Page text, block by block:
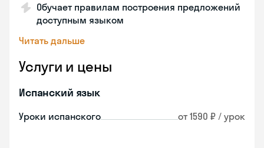
Обучает правилам построения предложений
доступным языком
Читать дальше
Услуги и цены
Испанский язык
Уроки испанского от 1590 ₽ / урок